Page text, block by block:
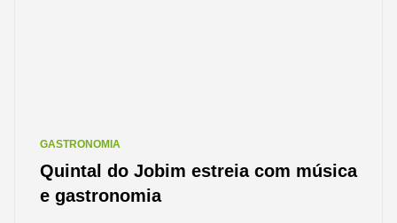
GASTRONOMIA
Quintal do Jobim estreia com música
e gastronomia